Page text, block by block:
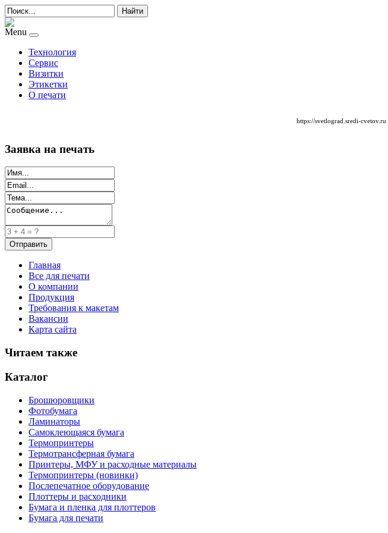
Найти
Menu
Технология
Сервис
Визитки
Этикетки
О печати
https://svetlograd.sredi-cvetov.ru
Заявка на печать
Главная
Все для печати
О компании
Продукция
Требования к макетам
Вакансии
Карта сайта
Читаем также
Каталог
Брошюровщики
Фотобумага
Ламинаторы
Самоклеющаяся бумага
Термопринтеры
Термотрансферная бумага
Принтеры, МФУ и расходные материалы
Термопринтеры (новинки)
Послепечатное оборудование
Плоттеры и расходники
Бумага и пленка для плоттеров
Бумага для печати